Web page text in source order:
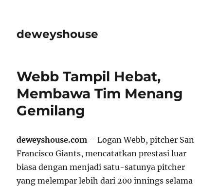
deweyshouse
Webb Tampil Hebat,
Membawa Tim Menang
Gemilang
deweyshouse.com – Logan Webb, pitcher San
Francisco Giants, mencatatkan prestasi luar
biasa dengan menjadi satu-satunya pitcher
yang melempar lebih dari 200 innings selama